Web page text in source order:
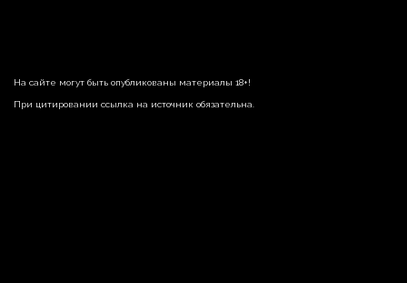
На сайте могут быть опубликованы материалы 18+!
При цитировании ссылка на источник обязательна.